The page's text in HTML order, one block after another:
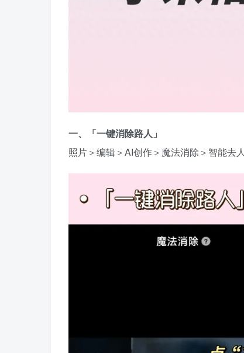
一、「一键消除路人」
照片＞编辑＞AI创作＞魔法消除＞智能去人